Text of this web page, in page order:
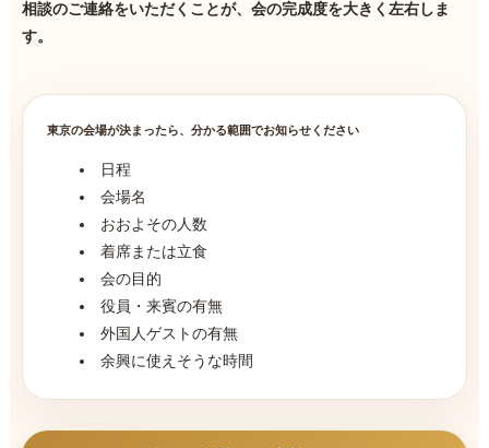
相談のご連絡をいただくことが、会の完成度を大きく左右しま
す。
東京の会場が決まったら、分かる範囲でお知らせください
日程
会場名
おおよその人数
着席または立食
会の目的
役員・来賓の有無
外国人ゲストの有無
余興に使えそうな時間